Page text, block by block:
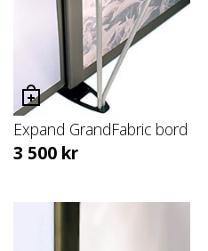
Expand GrandFabric bord
3 500 kr